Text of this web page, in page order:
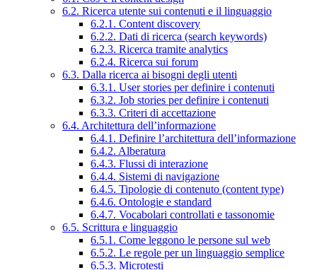
6.2. Ricerca utente sui contenuti e il linguaggio
6.2.1. Content discovery
6.2.2. Dati di ricerca (search keywords)
6.2.3. Ricerca tramite analytics
6.2.4. Ricerca sui forum
6.3. Dalla ricerca ai bisogni degli utenti
6.3.1. User stories per definire i contenuti
6.3.2. Job stories per definire i contenuti
6.3.3. Criteri di accettazione
6.4. Architettura dell’informazione
6.4.1. Definire l’architettura dell’informazione
6.4.2. Alberatura
6.4.3. Flussi di interazione
6.4.4. Sistemi di navigazione
6.4.5. Tipologie di contenuto (content type)
6.4.6. Ontologie e standard
6.4.7. Vocabolari controllati e tassonomie
6.5. Scrittura e linguaggio
6.5.1. Come leggono le persone sul web
6.5.2. Le regole per un linguaggio semplice
6.5.3. Microtesti